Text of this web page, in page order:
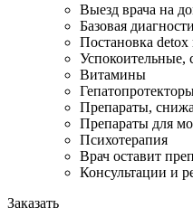
Выезд врача на
Базовая
Постановка
Успокоительные,
Витамины
Препараты,
Препараты для
Психотерапия
Врач оставит
Консультации и
Заказать